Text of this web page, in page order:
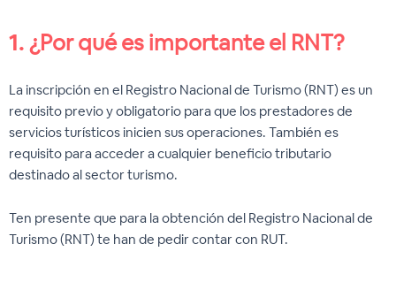
1.¿Por qué es importante el RNT?
La inscripción en el Registro Nacional de Turismo (RNT) es un
requisito previo y obligatorio para que los prestadores de
servicios turísticos inicien sus operaciones. También es
requisito para acceder a cualquier beneficio tributario
destinado al sector turismo.
Ten presente que para la obtención del Registro Nacional de
Turismo (RNT) te han de pedir contar con RUT.